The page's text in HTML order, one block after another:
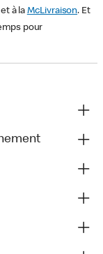
à la McLivraison. Et
pour